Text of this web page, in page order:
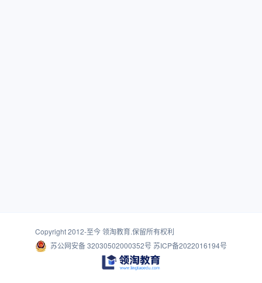
Copyright 2012-至今领淘教育.保留所有权利
苏公网安备 32030502000352号 苏ICP备2022016194号